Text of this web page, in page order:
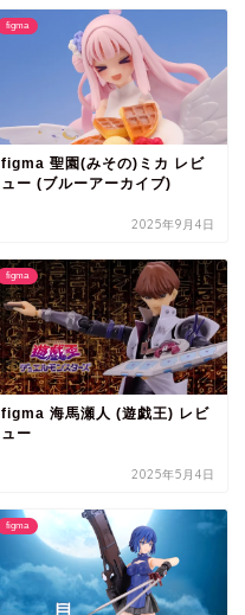
figma
figma 聖園(みその)ミカ レビ
ュー (ブルーアーカイブ)
2025年9月4日
figma
figma 海馬瀬人 (遊戯王) レビ
ュー
2025年5月4日
figma